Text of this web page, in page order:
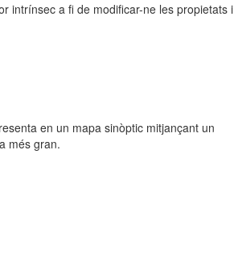
intrínsec a fi de modificar-ne les propietats i
en un mapa sinòptic mitjançant un
més gran.